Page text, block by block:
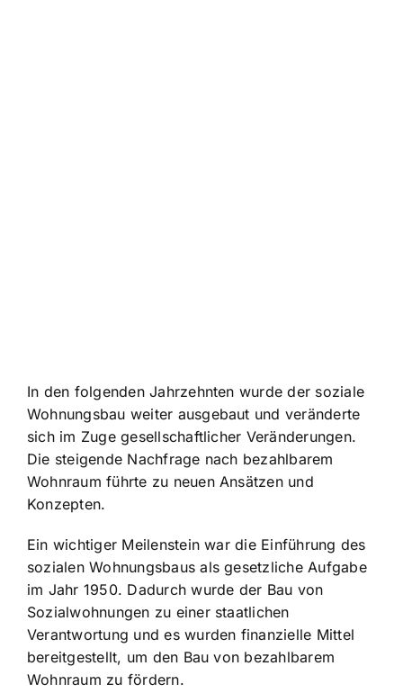
In den folgenden Jahrzehnten wurde der soziale
Wohnungsbau weiter ausgebaut und veränderte
sich im Zuge gesellschaftlicher Veränderungen.
Die steigende Nachfrage nach bezahlbarem
Wohnraum führte zu neuen Ansätzen und
Konzepten.
Ein wichtiger Meilenstein war die Einführung des
sozialen Wohnungsbaus als gesetzliche Aufgabe
im Jahr 1950. Dadurch wurde der Bau von
Sozialwohnungen zu einer staatlichen
Verantwortung und es wurden finanzielle Mittel
bereitgestellt, um den Bau von bezahlbarem
Wohnraum zu fördern.